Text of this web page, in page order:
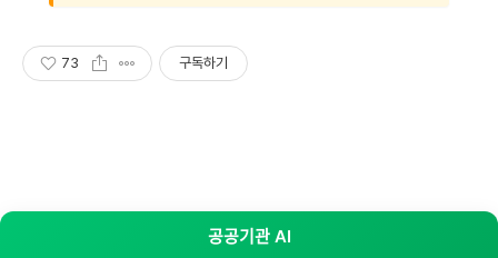
73 구독하기
공공기관 AI